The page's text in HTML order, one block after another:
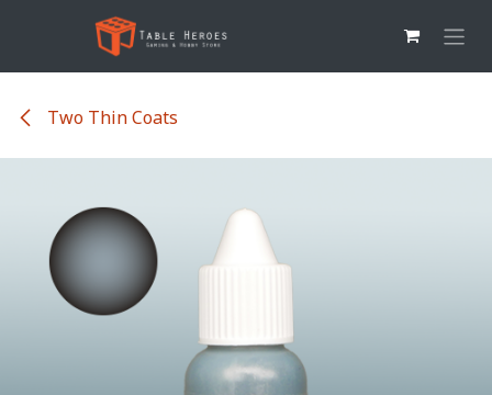
Overslaan naar inhoud
Two Thin Coats